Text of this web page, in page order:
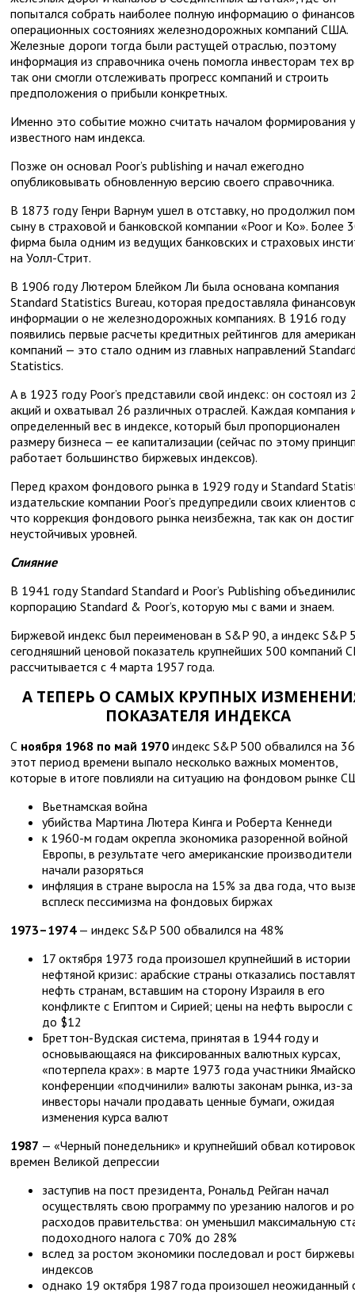
попытался собрать наиболее полную информацию о
операционных состояниях железнодорожных компаний США.
Железные дороги тогда были растущей отраслью, поэтому
информация из справочника очень помогла инвесторам тех
так они смогли отслеживать прогресс компаний и строить
предположения о прибыли конкретных.
Именно это событие можно считать началом формирования
известного нам индекса.
Позже он основал Poor’s publishing и начал ежегодно
опубликовывать обновленную версию своего справочника.
В 1873 году Генри Варнум ушел в отставку, но продолжил
сыну в страховой и банковской компании «Poor и Ко». Более
фирма была одним из ведущих банковских и страховых
на Уолл-Стрит.
В 1906 году Лютером Блейком Ли была основана компания
Standard Statistics Bureau, которая предоставляла
информации о не железнодорожных компаниях. В 1916 году
появились первые расчеты кредитных рейтингов для
компаний — это стало одним из главных направлений
Statistics.
А в 1923 году Poor’s представили свой индекс: он состоял из
акций и охватывал 26 различных отраслей. Каждая компания
определенный вес в индексе, который был пропорционален
размеру бизнеса — ее капитализации (сейчас по этому
работает большинство биржевых индексов).
Перед крахом фондового рынка в 1929 году и Standard
издательские компании Poor’s предупредили своих клиентов
что коррекция фондового рынка неизбежна, так как он достиг
неустойчивых уровней.
Слияние
В 1941 году Standard Standard и Poor’s Publishing
корпорацию Standard & Poor’s, которую мы с вами и знаем.
Биржевой индекс был переименован в S&P 90, а индекс S&P
сегодняшний ценовой показатель крупнейших 500 компаний
рассчитывается с 4 марта 1957 года.
А ТЕПЕРЬ О САМЫХ КРУПНЫХ
ПОКАЗАТЕЛЯ ИНДЕКСА
С ноября 1968 по май 1970 индекс S&P 500 обвалился на
этот период времени выпало несколько важных моментов,
которые в итоге повлияли на ситуацию на фондовом рынке
Вьетнамская война
убийства Мартина Лютера Кинга и Роберта Кеннеди
к 1960-м годам окрепла экономика разоренной войной
Европы, в результате чего американские производители
начали разоряться
инфляция в стране выросла на 15% за два года, что
всплеск пессимизма на фондовых биржах
1973–1974— индекс S&P 500 обвалился на 48%
17 октября 1973 года произошел крупнейший в истории
нефтяной кризис: арабские страны отказались
нефть странам, вставшим на сторону Израиля в его
конфликте с Египтом и Сирией; цены на нефть выросли
до $12
Бреттон-Вудская система, принятая в 1944 году и
основывающаяся на фиксированных валютных курсах,
«потерпела крах»: в марте 1973 года участники
конференции «подчинили» валюты законам рынка, из-за
инвесторы начали продавать ценные бумаги, ожидая
изменения курса валют
1987 — «Черный понедельник» и крупнейший обвал
времен Великой депрессии
заступив на пост президента, Рональд Рейган начал
осуществлять свою программу по урезанию налогов и
расходов правительства: он уменьшил максимальную
подоходного налога с 70% до 28%
вслед за ростом экономики последовал и рост
индексов
однако 19 октября 1987 года произошел неожиданный